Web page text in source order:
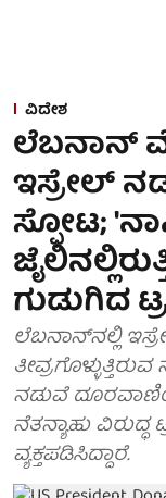
ವಿದೇಶ
ಲೆಬನಾನ್
ಇಸ್ರೇಲ್
ಸ್ಫೋಟ;
ಗುಡುಗಿದ
ಲೆಬನಾನ್‌ನಲ್ಲಿ
ನಡುವೆ
ನೆತನ್ಯಾಹು
ವ್ಯಕ್ತಪಡಿಸಿದ್ದಾರೆ.